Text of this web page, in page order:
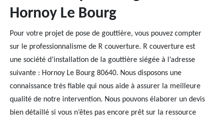
Hornoy Le Bourg
Pour votre projet de pose de gouttière, vous pouvez compter
sur le professionnalisme de R couverture. R couverture est
une société d’installation de la gouttière siégée à l’adresse
suivante : Hornoy Le Bourg 80640. Nous disposons une
connaissance très fiable qui nous aide à assurer la meilleure
qualité de notre intervention. Nous pouvons élaborer un devis
bien détaillé si vous n’êtes pas encore prêt sur la ressource